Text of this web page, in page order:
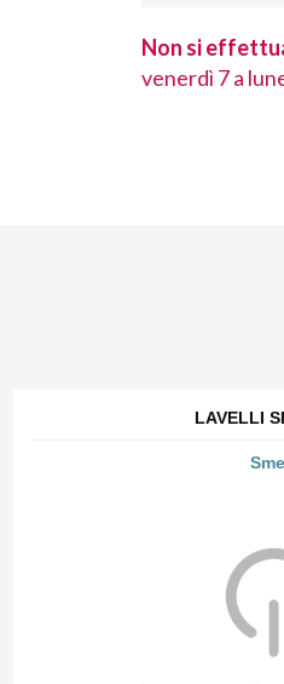
Non si
venerdì 7 a
LAVELLI